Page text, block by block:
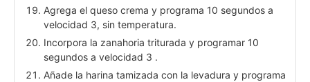
Agrega el queso crema y programa 10 segundos a
velocidad 3, sin temperatura.
Incorpora la zanahoria triturada y programar 10
segundos a velocidad 3 .
Añade la harina tamizada con la levadura y programa